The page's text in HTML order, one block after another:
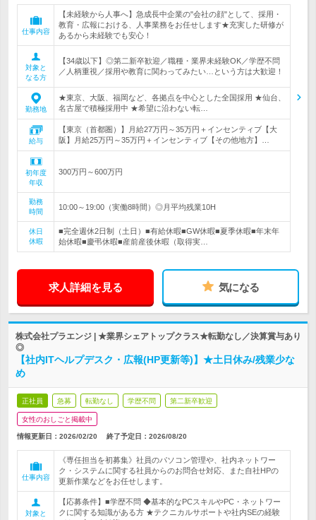
仕事内容
【未経験から人事へ】急成長中企業の"会社の顔"として、採用・
教育・広報における、人事業務をお任せします★充実した研修が
あるから未経験でも安心！
対象と
なる方
【34歳以下】◎第二新卒歓迎／職種・業界未経験OK／学歴不問
／人柄重視／採用や教育に関わってみたい…という方は大歓迎！
勤務地
★東京、大阪、福岡など、各拠点を中心とした全国採用 ★仙台、
名古屋で積極採用中 ★希望に沿わない転…
給与
【東京（首都圏）】月給27万円～35万円＋インセンティブ【大
阪】月給25万円～35万円＋インセンティブ【その他地方】…
初年度
年収
300万円～600万円
勤務
時間
10:00～19:00（実働8時間）◎月平均残業10H
休日
休暇
■完全週休2日制（土日）■有給休暇■GW休暇■夏季休暇■年末年
始休暇■慶弔休暇■産前産後休暇（取得実…
求人詳細を見る 気になる
株式会社プラエンジ | ★業界シェアトップクラス★転勤なし／決算賞与あり
◎
【社内ITヘルプデスク・広報(HP更新等)】★土日休み/残業少な
め
正社員 急募 転勤なし 学歴不問 第二新卒歓迎
女性のおしごと掲載中
情報更新日：2026/02/20 終了予定日： 2026/08/20
仕事内容
《専任担当を初募集》社員のパソコン管理や、社内ネットワー
ク・システムに関する社員からのお問合せ対応、また自社HPの
更新作業などをお任せします。
対象と
【応募条件】■学歴不問 ◆基本的なPCスキルやPC・ネットワー
クに関する知識がある方 ★テクニカルサポートや社内SEの経験